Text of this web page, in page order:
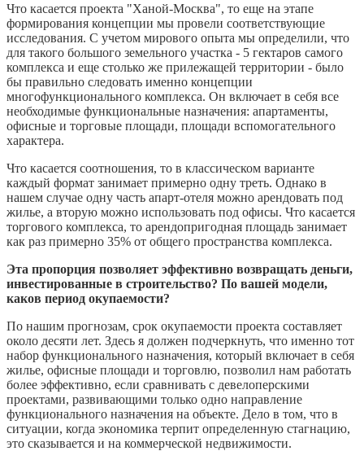
Что касается проекта "Ханой-Москва", то еще на этапе
формирования концепции мы провели соответствующие
исследования. С учетом мирового опыта мы определили, что
для такого большого земельного участка - 5 гектаров самого
комплекса и еще столько же прилежащей территории - было
бы правильно следовать именно концепции
многофункционального комплекса. Он включает в себя все
необходимые функциональные назначения: апартаменты,
офисные и торговые площади, площади вспомогательного
характера.
Что касается соотношения, то в классическом варианте
каждый формат занимает примерно одну треть. Однако в
нашем случае одну часть апарт-отеля можно арендовать под
жилье, а вторую можно использовать под офисы. Что касается
торгового комплекса, то арендопригодная площадь занимает
как раз примерно 35% от общего пространства комплекса.
Эта пропорция позволяет эффективно возвращать деньги,
инвестированные в строительство? По вашей модели,
каков период окупаемости?
По нашим прогнозам, срок окупаемости проекта составляет
около десяти лет. Здесь я должен подчеркнуть, что именно тот
набор функционального назначения, который включает в себя
жилье, офисные площади и торговлю, позволил нам работать
более эффективно, если сравнивать с девелоперскими
проектами, развивающими только одно направление
функционального назначения на объекте. Дело в том, что в
ситуации, когда экономика терпит определенную стагнацию,
это сказывается и на коммерческой недвижимости.